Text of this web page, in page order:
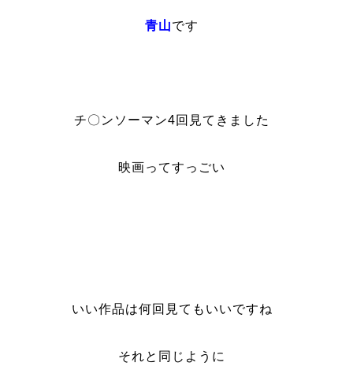
青山です
チ〇ンソーマン4回見てきました
映画ってすっごい
いい作品は何回見てもいいですね
それと同じように